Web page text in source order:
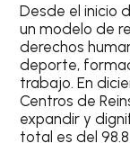
Desde el inicio
un modelo de
derechos
deporte,
trabajo. En
Centros de
expandir y
total es del